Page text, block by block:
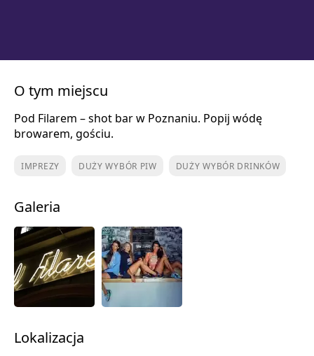
O tym miejscu
Pod Filarem – shot bar w Poznaniu. Popij wódę
browarem, gościu.
IMPREZY DUŻY WYBÓR PIW DUŻY WYBÓR DRINKÓW
Galeria
Lokalizacja